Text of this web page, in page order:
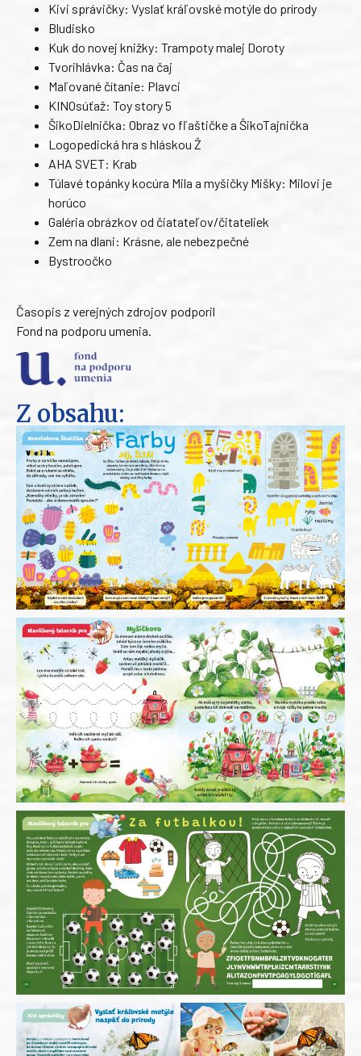
Kivi správičky: Vyslať kráľovské motýle do prírody
Bludisko
Kuk do novej knižky: Trampoty malej Doroty
Tvorihlávka: Čas na čaj
Maľované čítanie: Plavci
KINOsúťaž: Toy story 5
ŠikoDielnička: Obraz vo fľaštičke a ŠikoTajnička
Logopedická hra s hláskou Ž
AHA SVET: Krab
Túlavé topánky kocúra Mila a myšičky Mišky: Milovi je
horúco
Galéria obrázkov od čiatateľov/čitateliek
Zem na dlani: Krásne, ale nebezpečné
Bystroočko
Časopis z verejných zdrojov podporil
Fond na podporu umenia.
Z obsahu: